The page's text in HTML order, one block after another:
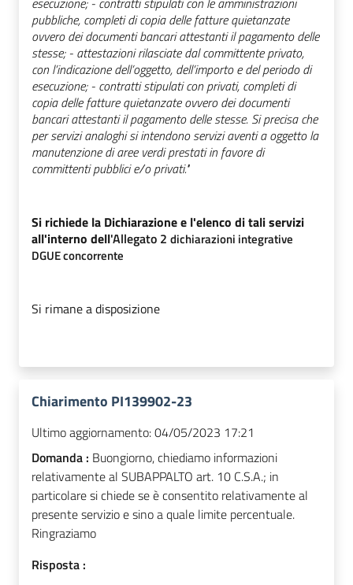
pubbliche, completi di copia delle fatture quietanzate
ovvero dei documenti bancari attestanti il pagamento delle
stesse; - attestazioni rilasciate dal committente privato,
con l’indicazione dell’oggetto, dell’importo e del periodo di
esecuzione; - contratti stipulati con privati, completi di
copia delle fatture quietanzate ovvero dei documenti
bancari attestanti il pagamento delle stesse. Si precisa che
per servizi analoghi si intendono servizi aventi a oggetto la
manutenzione di aree verdi prestati in favore di
committenti pubblici e/o privati."
Si richiede la Dichiarazione e l'elenco di tali servizi
all'interno dell'Allegato 2 dichiarazioni integrative
DGUE concorrente
Si rimane a disposizione
Chiarimento PI139902-23
Ultimo aggiornamento:04/05/2023 17:21
Domanda : Buongiorno, chiediamo informazioni
relativamente al SUBAPPALTO art. 10 C.S.A.; in
particolare si chiede se è consentito relativamente al
presente servizio e sino a quale limite percentuale.
Ringraziamo
Risposta :